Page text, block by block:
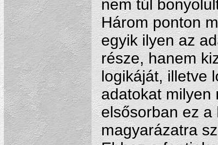
nem túl
Három ponton
egyik ilyen az
része, hanem
logikáját, illetve
adatokat milyen
elsősorban ez a
magyarázatra